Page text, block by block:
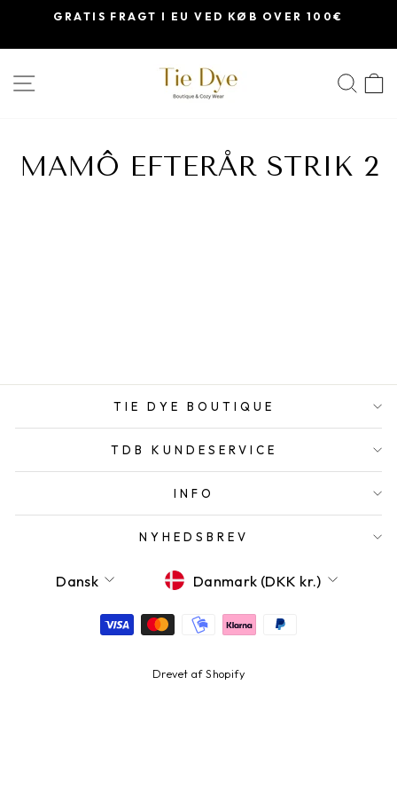
indhold
GRATIS FRAGT I EU VED KØB OVER 100€
MAMÔ EFTERÅR STRIK 2
TIE DYE BOUTIQUE
TDB KUNDESERVICE
INFO
NYHEDSBREV
SPROG
Dansk VALUTA
Danmark (DKK kr.)
Drevet af Shopify